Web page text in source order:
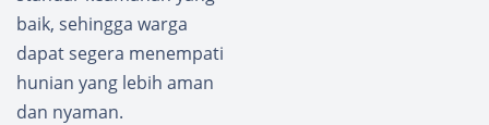
baik, sehingga warga
dapat segera menempati
hunian yang lebih aman
dan nyaman.